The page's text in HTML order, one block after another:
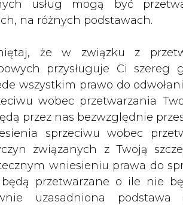
usług mogą być
na różnych podstawach.
że w związku z
przysługuje Ci szereg
wszystkim prawo do
wobec przetwarzania
przez nas bezwzględnie
sprzeciwu wobec
związanych z Twoją
wniesieniu prawa do
przetwarzane o ile nie
uzasadniona podstawa
m.in. poprzez wspólne
dewastacjom mienia
Komendzie
kradzieży linii
Energetycznego S.A.
inspektor Piotr Nejman.
inteligencji. Wydawca
publikacji do szkoleń